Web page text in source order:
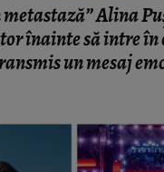
Alina
înainte să intre în
un mesaj